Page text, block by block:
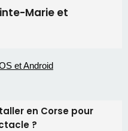
au stade de San